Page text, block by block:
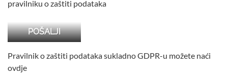
pravilniku o zaštiti podataka
Pravilnik o zaštiti podataka sukladno GDPR-u možete naći
ovdje